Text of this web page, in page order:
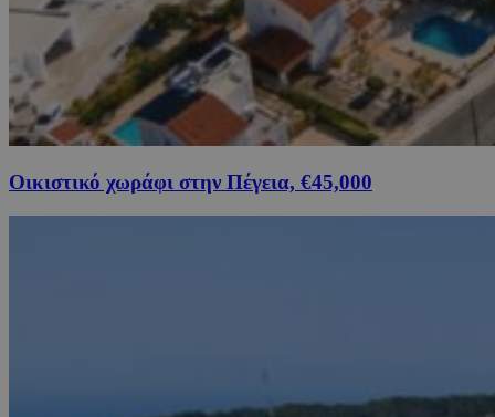
Οικιστικό χωράφι στην Πέγεια, €45,000